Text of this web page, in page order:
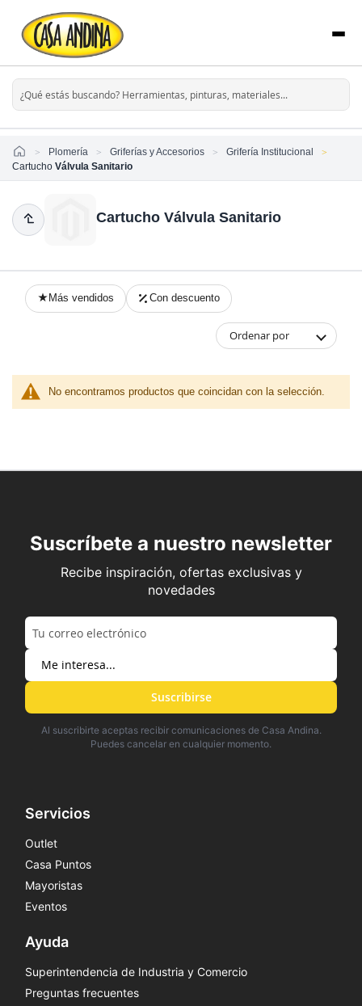
HomePlomería Griferías y Accesorios
Grifería Institucional
Cartucho Válvula Sanitario
Cartucho Válvula Sanitario
Más vendidos Con descuento
Ordenar por
No encontramos productos que coincidan con la selección.
Suscríbete a nuestro newsletter
Recibe inspiración, ofertas exclusivas y
novedades
Suscribirse
Al suscribirte aceptas recibir comunicaciones de Casa Andina.
Puedes cancelar en cualquier momento.
Servicios
Outlet
Casa Puntos
Mayoristas
Eventos
Ayuda
Superintendencia de Industria y Comercio
Preguntas frecuentes